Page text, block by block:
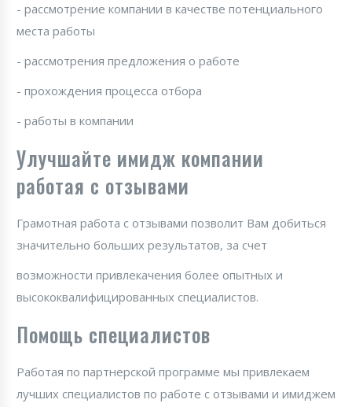
- рассмотрение компании в качестве потенциального
места работы
- рассмотрения предложения о работе
- прохождения процесса отбора
- работы в компании
Улучшайте имидж компании
работая с отзывами
Грамотная работа с отзывами позволит Вам добиться
значительно больших результатов, за счет
возможности привлекачения более опытных и
высококвалифицированных специалистов.
Помощь специалистов
Работая по партнерской программе мы привлекаем
лучших специалистов по работе с отзывами и имиджем